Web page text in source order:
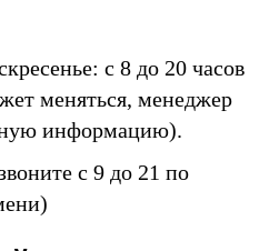
с 8 до 20 часов
меняться, менеджер
информацию).
с 9 до 21 по